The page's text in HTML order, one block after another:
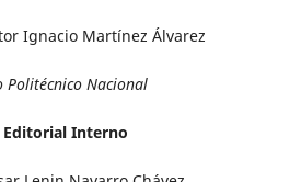
Ignacio Martínez Álvarez
Nacional
Interno